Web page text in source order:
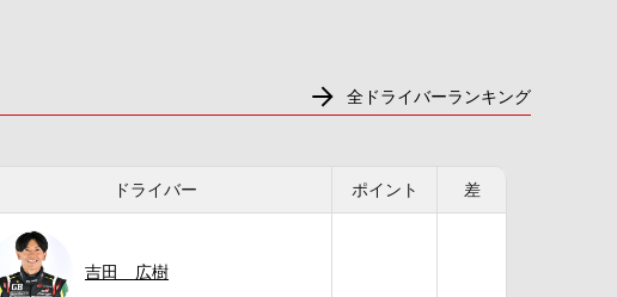
全ドライバーランキング
ドライバー ポイント 差
吉田 広樹